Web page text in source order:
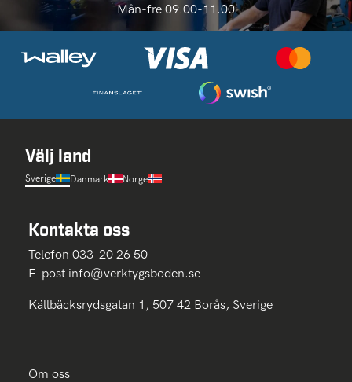
Mån-fre 09.00-11.00
Välj land
Sverige Danmark Norge
Kontakta oss
Telefon 033-20 26 50
E-post info@verktygsboden.se
Källbäcksrydsgatan 1, 507 42 Borås, Sverige
Om oss